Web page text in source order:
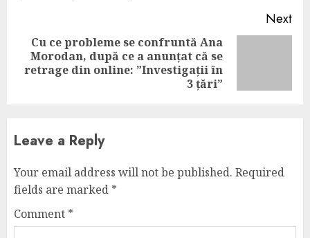
Next
Next
post:
Cu ce probleme se confruntă Ana
Morodan, după ce a anunțat că se
retrage din online: ”Investigații în
3 țări”
Leave a Reply
Your email address will not be published. Required
fields are marked *
Comment *